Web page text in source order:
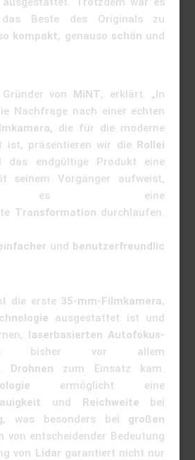
Beste des Originals zu
kompakt, genauso schön und
von MiNT, erklärt: „In
Nachfrage nach einer echten
, die für die moderne
ist, präsentieren wir die Rollei
das endgültige Produkt eine
seinem Vorgänger aufweist,
es eine
Transformation durchlaufen.
und benutzerfreundlic
die erste 35-mm-Filmkamera,
ausgestattet ist und
laserbasierten Autofokus-
bisher vor allem
Drohnen zum Einsatz kam.
ermöglicht eine
und Reichweite bei
, was besonders bei großen
von entscheidender Bedeutung
von Lidar garantiert nicht nur